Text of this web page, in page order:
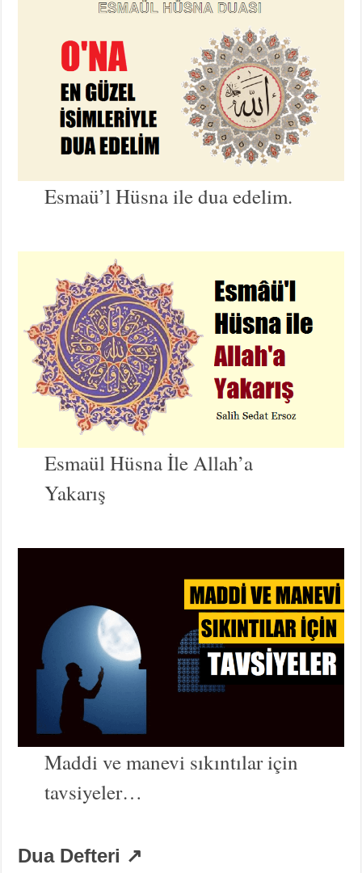
Esmaü’l Hüsna ile dua edelim.
Esmaül Hüsna İle Allah’a
Yakarış
Maddi ve manevi sıkıntılar için
tavsiyeler…
Dua Defteri ↗